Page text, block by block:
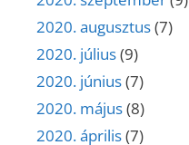
2020. augusztus(7)
2020. július(9)
2020. június(7)
2020. május(8)
2020. április(7)